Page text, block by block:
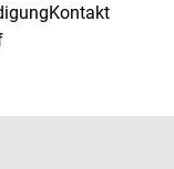
Kontakt